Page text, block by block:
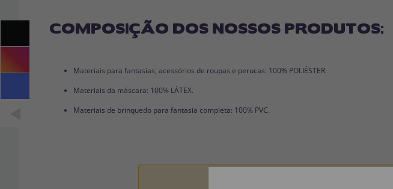
COMPOSIÇÃO DOS NOSSOS PRODUTOS:
Materiais para fantasias, acessórios de roupas e perucas: 100% POLIÉSTER.
Materiais da máscara: 100% LÁTEX.
Materiais de brinquedo para fantasia completa: 100% PVC.
Todos os produtos destinados a crianças